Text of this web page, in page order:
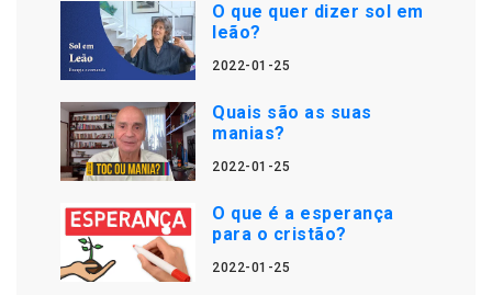
O que quer dizer sol em
leão?
2022-01-25
Quais são as suas
manias?
2022-01-25
O que é a esperança
para o cristão?
2022-01-25